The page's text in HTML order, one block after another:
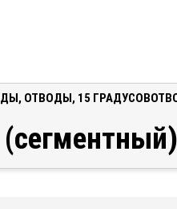
, ОТВОДЫ, 15 ГРАДУСОВ